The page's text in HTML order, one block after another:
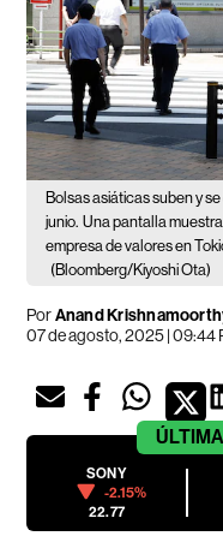
Bolsas asiáticas suben y
junio. Una pantalla
empresa de valores en
(Bloomberg/Kiyoshi Ota)
PorAnand
07 de agosto, 2025 | 09:44
SONY
-2.15%
22.77